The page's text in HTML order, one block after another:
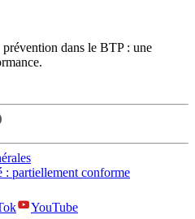
dans le BTP : une
: partiellement conforme
YouTube